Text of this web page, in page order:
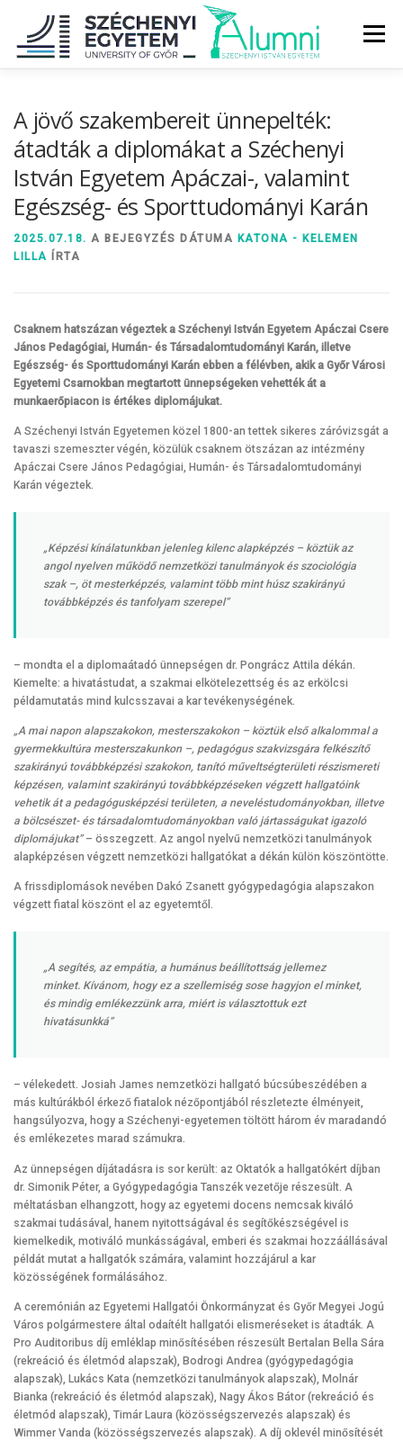
tartalomhoz
Menü
DIPLOMAÁTADÓ DIPLOMÁN TÚL
SZOLGÁLTATÁSOK ÉVFOLYAMOK
A jövő szakembereit ünnepelték:
átadták a diplomákat a Széchenyi
István Egyetem Apáczai-, valamint
Egészség- és Sporttudományi Karán
2025.07.18. A BEJEGYZÉS DÁTUMA KATONA - KELEMEN
LILLA ÍRTA
Csaknem hatszázan végeztek a Széchenyi István Egyetem Apáczai Csere
János Pedagógiai, Humán- és Társadalomtudományi Karán, illetve
Egészség- és Sporttudományi Karán ebben a félévben, akik a Győr Városi
Egyetemi Csarnokban megtartott ünnepségeken vehették át a
munkaerőpiacon is értékes diplomájukat.
A Széchenyi István Egyetemen közel 1800-an tettek sikeres záróvizsgát a
tavaszi szemeszter végén, közülük csaknem ötszázan az intézmény
Apáczai Csere János Pedagógiai, Humán- és Társadalomtudományi
Karán végeztek.
„Képzési kínálatunkban jelenleg kilenc alapképzés – köztük az
angol nyelven működő nemzetközi tanulmányok és szociológia
szak –, öt mesterképzés, valamint több mint húsz szakirányú
továbbképzés és tanfolyam szerepel”
– mondta el a diplomaátadó ünnepségen dr. Pongrácz Attila dékán.
Kiemelte: a hivatástudat, a szakmai elkötelezettség és az erkölcsi
példamutatás mind kulcsszavai a kar tevékenységének.
„A mai napon alapszakokon, mesterszakokon – köztük első alkalommal a
gyermekkultúra mesterszakunkon –, pedagógus szakvizsgára felkészítő
szakirányú továbbképzési szakokon, tanító műveltségterületi részismereti
képzésen, valamint szakirányú továbbképzéseken végzett hallgatóink
vehetik át a pedagógusképzési területen, a neveléstudományokban, illetve
a bölcsészet- és társadalomtudományokban való jártasságukat igazoló
diplomájukat”– összegzett. Az angol nyelvű nemzetközi tanulmányok
alapképzésen végzett nemzetközi hallgatókat a dékán külön köszöntötte.
A frissdiplomások nevében Dakó Zsanett gyógypedagógia alapszakon
végzett fiatal köszönt el az egyetemtől.
„A segítés, az empátia, a humánus beállítottság jellemez
minket. Kívánom, hogy ez a szellemiség sose hagyjon el minket,
és mindig emlékezzünk arra, miért is választottuk ezt
hivatásunkká”
– vélekedett. Josiah James nemzetközi hallgató búcsúbeszédében a
más kultúrákból érkező fiatalok nézőpontjából részletezte élményeit,
hangsúlyozva, hogy a Széchenyi-egyetemen töltött három év maradandó
és emlékezetes marad számukra.
Az ünnepségen díjátadásra is sor került: az Oktatók a hallgatókért díjban
dr. Simonik Péter, a Gyógypedagógia Tanszék vezetője részesült. A
méltatásban elhangzott, hogy az egyetemi docens nemcsak kiváló
szakmai tudásával, hanem nyitottságával és segítőkészségével is
kiemelkedik, motiváló munkásságával, emberi és szakmai hozzáállásával
példát mutat a hallgatók számára, valamint hozzájárul a kar
közösségének formálásához.
A ceremónián az Egyetemi Hallgatói Önkormányzat és Győr Megyei Jogú
Város polgármestere által odaítélt hallgatói elismeréseket is átadták. A
Pro Auditoribus díj emléklap minősítésében részesült Bertalan Bella Sára
(rekreáció és életmód alapszak), Bodrogi Andrea (gyógypedagógia
alapszak), Lukács Kata (nemzetközi tanulmányok alapszak), Molnár
Bianka (rekreáció és életmód alapszak), Nagy Ákos Bátor (rekreáció és
életmód alapszak), Timár Laura (közösségszervezés alapszak) és
Wimmer Vanda (közösségszervezés alapszak). A díj oklevél minősítését